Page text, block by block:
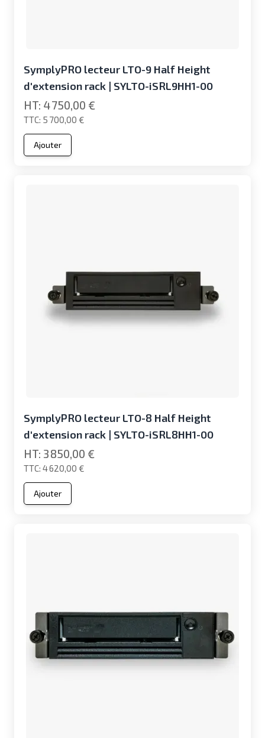
SymplyPRO lecteur LTO-9 Half Height
d'extension rack | SYLTO-iSRL9HH1-00
5 700,00 €
4 750,00 €
Ajouter
SymplyPRO lecteur LTO-8 Half Height
d'extension rack | SYLTO-iSRL8HH1-00
4 620,00 €
3 850,00 €
Ajouter